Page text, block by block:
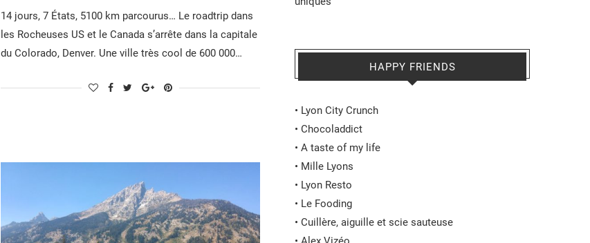
14 jours, 7 États, 5100 km parcourus… Le roadtrip dans
les Rocheuses US et le Canada s’arrête dans la capitale
du Colorado, Denver. Une ville très cool de 600 000…
HAPPY FRIENDS
• Lyon City Crunch
• Chocoladdict
• A taste of my life
• Mille Lyons
• Lyon Resto
• Le Fooding
• Cuillère, aiguille et scie sauteuse